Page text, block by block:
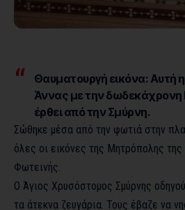
Θαυματουργή εικόνα: Αυτή
Άννας με την δωδεκάχρονη
έρθει από την Σμύρνη.
Σώθηκε μέσα από την φωτιά στην
όλες οι εικόνες της Μητρόπολης της
Φωτεινής.
Ο Άγιος Χρυσόστομος Σμύρνης
τα άτεκνα ζευγάρια. Τους έβαζε να